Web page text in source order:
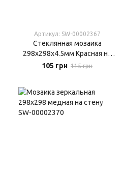
Артикул: SW-00002367
Стеклянная мозаика
298х298х4.5мм Красная на
стену
105 грн 115 грн